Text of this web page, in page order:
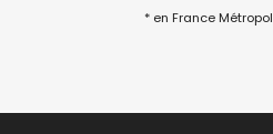
* en France